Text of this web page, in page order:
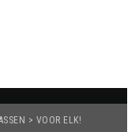
> VOOR ELK!